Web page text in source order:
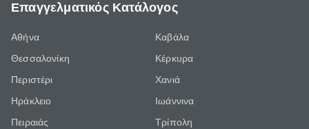
Επαγγελματικός Κατάλογος
Αθήνα
Θεσσαλονίκη
Περιστέρι
Ηράκλειο
Πειραιάς
Καβάλα
Κέρκυρα
Χανιά
Ιωάννινα
Τρίπολη